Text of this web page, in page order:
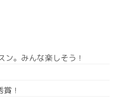
。みんな楽しそう！
！